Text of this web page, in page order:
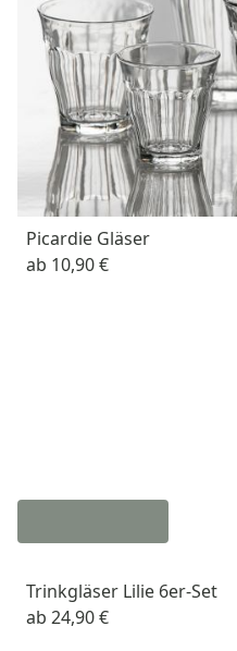
Picardie Gläser
ab 10,90 €
Trinkgläser Lilie 6er-Set
ab 24,90 €